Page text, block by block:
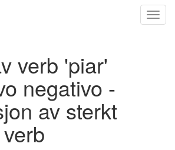
verb 'piar'
negativo -
av sterkt